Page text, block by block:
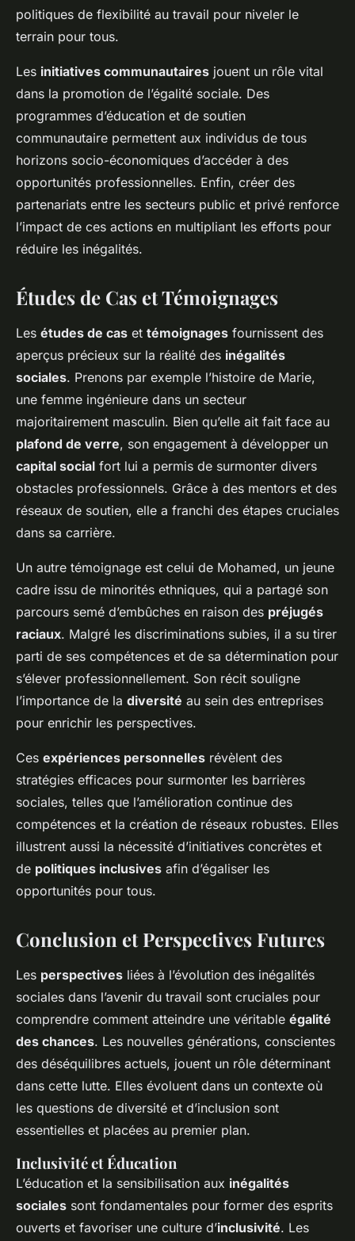
politiques de flexibilité au travail pour niveler le
terrain pour tous.
Les initiatives communautaires jouent un rôle vital
dans la promotion de l’égalité sociale. Des
programmes d’éducation et de soutien
communautaire permettent aux individus de tous
horizons socio-économiques d’accéder à des
opportunités professionnelles. Enfin, créer des
partenariats entre les secteurs public et privé renforce
l’impact de ces actions en multipliant les efforts pour
réduire les inégalités.
Études de Cas et Témoignages
Les études de cas et témoignages fournissent des
aperçus précieux sur la réalité des inégalités
sociales. Prenons par exemple l’histoire de Marie,
une femme ingénieure dans un secteur
majoritairement masculin. Bien qu’elle ait fait face au
plafond de verre, son engagement à développer un
capital social fort lui a permis de surmonter divers
obstacles professionnels. Grâce à des mentors et des
réseaux de soutien, elle a franchi des étapes cruciales
dans sa carrière.
Un autre témoignage est celui de Mohamed, un jeune
cadre issu de minorités ethniques, qui a partagé son
parcours semé d’embûches en raison des préjugés
raciaux. Malgré les discriminations subies, il a su tirer
parti de ses compétences et de sa détermination pour
s’élever professionnellement. Son récit souligne
l’importance de la diversité au sein des entreprises
pour enrichir les perspectives.
Ces expériences personnelles révèlent des
stratégies efficaces pour surmonter les barrières
sociales, telles que l’amélioration continue des
compétences et la création de réseaux robustes. Elles
illustrent aussi la nécessité d’initiatives concrètes et
de politiques inclusives afin d’égaliser les
opportunités pour tous.
Conclusion et Perspectives Futures
Les perspectives liées à l’évolution des inégalités
sociales dans l’avenir du travail sont cruciales pour
comprendre comment atteindre une véritable égalité
des chances. Les nouvelles générations, conscientes
des déséquilibres actuels, jouent un rôle déterminant
dans cette lutte. Elles évoluent dans un contexte où
les questions de diversité et d’inclusion sont
essentielles et placées au premier plan.
Inclusivité et Éducation
L’éducation et la sensibilisation aux inégalités
sociales sont fondamentales pour former des esprits
ouverts et favoriser une culture d’inclusivité. Les